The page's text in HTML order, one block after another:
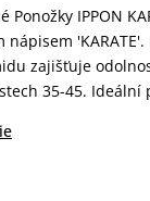
IPPON
zajišťuje
35-45. Ideální